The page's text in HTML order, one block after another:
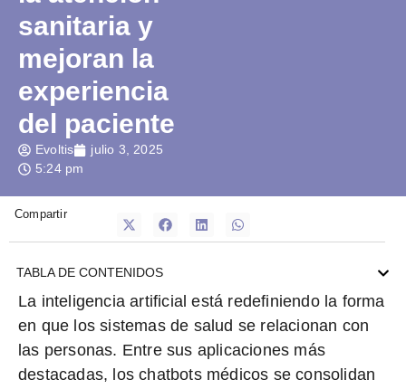
sanitaria y
mejoran la
experiencia
del paciente
Evoltis
julio 3, 2025
5:24 pm
Compartir
TABLA DE CONTENIDOS
La inteligencia artificial está redefiniendo la forma
en que los sistemas de salud se relacionan con
las personas. Entre sus aplicaciones más
destacadas, los chatbots médicos se consolidan